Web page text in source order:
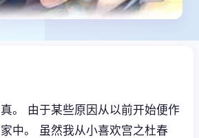
。 由于某些原因从以前开始便作
中。 虽然我从小喜欢宫之杜春